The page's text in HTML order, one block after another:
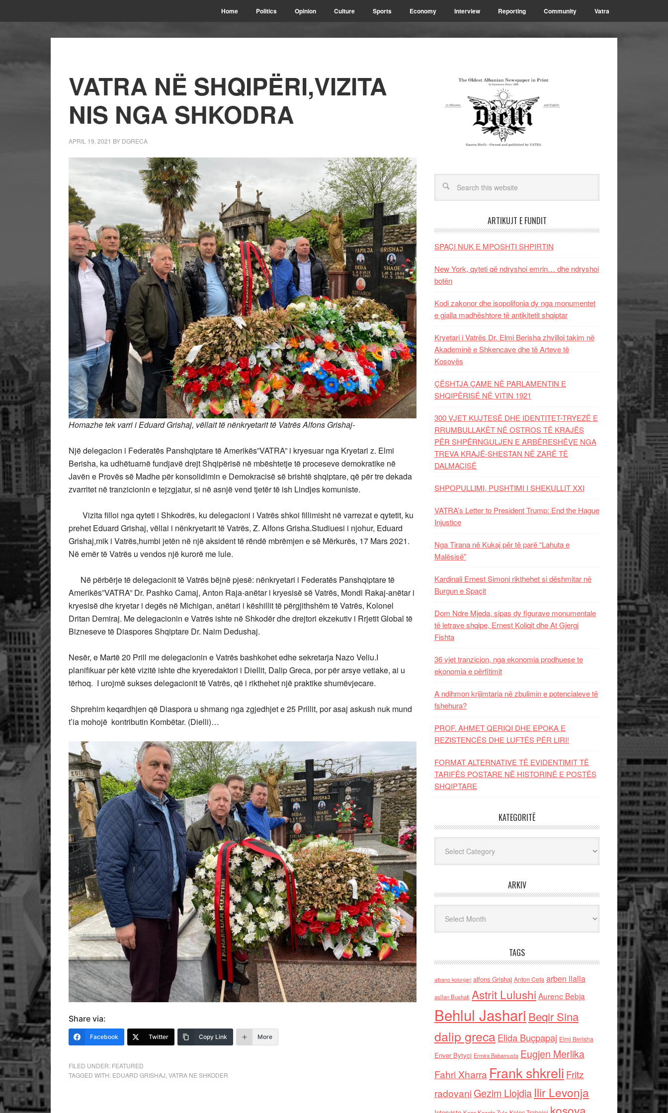
Home Politics Opinion Culture Sports Economy Interview Reporting Community Vatra
VATRA NË SHQIPËRI,VIZITA
NIS NGA SHKODRA
APRIL 19, 2021 BY DGRECA
Homazhe tek varri i Eduard Grishaj, vëllait të nënkryetarit të Vatrës Alfons Grishaj-
Një delegacion i Federatës Panshqiptare të Amerikës”VATRA” i kryesuar nga Kryetari z. Elmi
Berisha, ka udhëtuarnë fundjavë drejt Shqipërisë në mbështetje të proceseve demokratike në
Javën e Provës së Madhe për konsolidimin e Demokracisë së brishtë shqiptare, që për tre dekada
zvarritet në tranzicionin e tejzgjatur, si në asnjë vend tjetër të ish Lindjes komuniste.
Vizita filloi nga qyteti i Shkodrës, ku delegacioni i Vatrës shkoi fillimisht në varrezat e qytetit, ku
prehet Eduard Grishaj, vëllai i nënkryetarit të Vatrës, Z. Alfons Grisha.Studiuesi i njohur, Eduard
Grishaj,mik i Vatrës,humbi jetën në një aksident të rëndë mbrëmjen e së Mërkurës, 17 Mars 2021.
Në emër të Vatrës u vendos një kurorë me lule.
Në përbërje të delegacionit të Vatrës bëjnë pjesë: nënkryetari i Federatës Panshqiptare të
Amerikës”VATRA” Dr. Pashko Camaj, Anton Raja-anëtar i kryesisë së Vatrës, Mondi Rakaj-anëtar i
kryesisë dhe kryetar i degës në Michigan, anëtari i këshillit të përgjithshëm të Vatrës, Kolonel
Dritan Demiraj. Me delegacionin e Vatrës ishte në Shkodër dhe drejtori ekzekutiv i Rrjetit Global të
Bizneseve të Diaspores Shqiptare Dr. Naim Dedushaj.
Nesër, e Martë 20 Prill me delegacionin e Vatrës bashkohet edhe sekretarja Nazo Veliu.I
planifikuar për këtë vizitë ishte dhe kryeredaktori i Diellit, Dalip Greca, por për arsye vetiake, ai u
tërhoq. I urojmë sukses delegacionit të Vatrës, që i rikthehet një praktike shumëvjecare.
Shprehim keqardhjen që Diaspora u shmang nga zgjedhjet e 25 Prillit, por asaj askush nuk mund
t’ia mohojë kontributin Kombëtar. (Dielli)…
Share via:
Facebook Twitter Copy Link More
FILED UNDER: FEATURED
TAGGED WITH: EDUARD GRISHAJ VATRA NE SHKODER
ARTIKUJT E FUNDIT
SPAÇI NUK E MPOSHTI SHPIRTIN
New York, qyteti që ndryshoi emrin… dhe ndryshoi
botën
Kodi zakonor dhe isopolifonia dy nga monumentet
e gjalla madhështore të antikitetit shqiptar
Kryetari i Vatrës Dr. Elmi Berisha zhvilloi takim në
Akademinë e Shkencave dhe të Arteve të
Kosovës
ÇËSHTJA ÇAME NË PARLAMENTIN E
SHQIPËRISË NË VITIN 1921
300 VJET KUJTESË DHE IDENTITET-TRYEZË E
RRUMBULLAKËT NË OSTROS TË KRAJËS
PËR SHPËRNGULJEN E ARBËRESHËVE NGA
TREVA KRAJË-SHESTAN NË ZARË TË
DALMACISË
SHPOPULLIMI, PUSHTIMI I SHEKULLIT XXI
VATRA’s Letter to President Trump: End the Hague
Injustice
Nga Tirana në Kukaj për të parë “Lahuta e
Malësisë”
Kardinali Ernest Simoni rikthehet si dëshmitar në
Burgun e Spaçit
Dom Ndre Mjeda, sipas dy figurave monumentale
të letrave shqipe, Ernest Koliqit dhe At Gjergj
Fishta
36 vjet tranzicion, nga ekonomia prodhuese te
ekonomia e përfitimit
A ndihmon krijimtaria në zbulimin e potencialeve të
fshehura?
PROF. AHMET QERIQI DHE EPOKA E
REZISTENCЁS DHE LUFTЁS PЁR LIRI!
FORMAT ALTERNATIVE TË EVIDENTIMIT TË
TARIFËS POSTARE NË HISTORINË E POSTËS
SHQIPTARE
KATEGORITË
ARKIV
TAGS
albano kolonjari alfons Grishaj Anton Cefa arben llalla
asllan Bushati Astrit Lulushi Aurenc Bebja
Behlul Jashari Beqir Sina
dalip grecaElida Buçpapaj Elmi Berisha
Enver Bytyci Ermira Babamusta Eugjen Merlika
Fahri Xharra Frank shkreli Fritz
radovaniGezim Llojdia Ilir Levonja